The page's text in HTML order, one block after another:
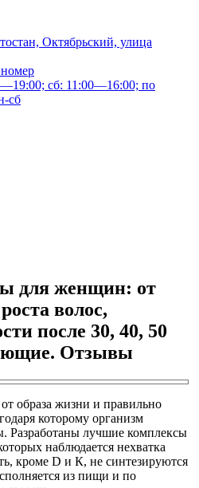
Октябрьский, улица
сб: 11:00—16:00; по
сб
для женщин: от
волос,
после 30, 40, 50
Отзывы
образа жизни и правильно
которому организм
Разработаны лучшие комплексы
наблюдается нехватка
кроме D и К, не синтезируются
из пищи и по